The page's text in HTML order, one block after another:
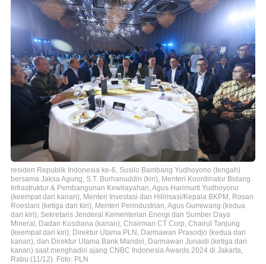
residen Republik Indonesia ke-6, Susilo Bambang Yudhoyono (tengah)
bersama Jaksa Agung, S.T. Burhanuddin (kiri), Menteri Koordinator Bidang
Infrastruktur & Pembangunan Kewilayahan, Agus Harimurti Yudhoyono
(keempat dari kanan), Menteri Investasi dan Hilirisasi/Kepala BKPM, Rosan
Roeslani (ketiga dari kiri), Menteri Perindustrian, Agus Gumiwang (kedua
dari kiri), Sekretaris Jenderal Kementerian Energi dan Sumber Daya
Mineral, Dadan Kusdiana (kanan), Chairman CT Corp, Chairul Tanjung
(keempat dari kiri), Direktur Utama PLN, Darmawan Prasodjo (kedua dari
kanan), dan Direktur Utama Bank Mandiri, Darmawan Junaidi (ketiga dari
kanan) saat menghadiri ajang CNBC Indonesia Awards 2024 di Jakarta,
Rabu (11/12). Foto: PLN